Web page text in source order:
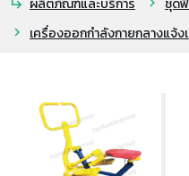
chevron_right เครื่องออกกำลังกายกลางแจ้ง